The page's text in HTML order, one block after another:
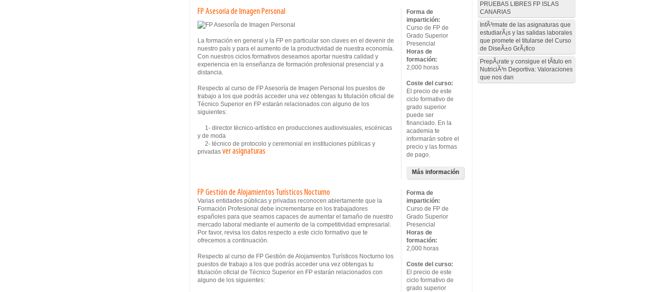
FP Asesoría de Imagen Personal
La formación en general y la FP en particular son claves en el devenir de
nuestro país y para el aumento de la productividad de nuestra economía.
Con nuestros ciclos formativos deseamos aportar nuestra calidad y
experiencia en la enseñanza de formación profesional presencial y a
distancia.
Respecto al curso de FP Asesoría de Imagen Personal los puestos de
trabajo a los que podrás acceder una vez obtengas tu titulación oficial de
Técnico Superior en FP estarán relacionados con alguno de los
siguientes:
1- director técnico-artístico en producciones audiovisuales, escénicas
y de moda
2- técnico de protocolo y ceremonial en instituciones públicas y
privadas ver asignaturas
Forma de
impartición:
Curso de FP de
Grado Superior
Presencial
Horas de
formación:
2,000 horas
Coste del curso:
El precio de este
ciclo formativo de
grado superior
puede ser
financiado. En la
academia te
informarán sobre el
precio y las formas
de pago.
Más información
FP Gestión de Alojamientos Turísticos Nocturno
Varias entidades públicas y privadas reconocen abiertamente que la
Formación Profesional debe incrementarse en los trabajadores
españoles para que seamos capaces de aumentar el tamaño de nuestro
mercado laboral mediante el aumento de la competitividad empresarial.
Por favor, revisa los datos respecto a este ciclo formativo que te
ofrecemos a continuación.
Respecto al curso de FP Gestión de Alojamientos Turísticos Nocturno los
puestos de trabajo a los que podrás acceder una vez obtengas tu
titulación oficial de Técnico Superior en FP estarán relacionados con
alguno de los siguientes:
Forma de
impartición:
Curso de FP de
Grado Superior
Presencial
Horas de
formación:
2,000 horas
Coste del curso:
El precio de este
ciclo formativo de
grado superior
PRUEBAS LIBRES FP ISLAS
CANARIAS
InfÃ³rmate de las asignaturas que
estudiarÃ¡s y las salidas laborales
que promete el titularse del Curso
de DiseÃ±o GrÃ¡fico
PrepÃ¡rate y consigue el tÃ­tulo en
NutriciÃ³n Deportiva: Valoraciones
que nos dan